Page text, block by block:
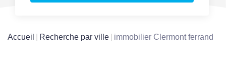
Accueil Recherche par ville immobilier Clermont ferrand